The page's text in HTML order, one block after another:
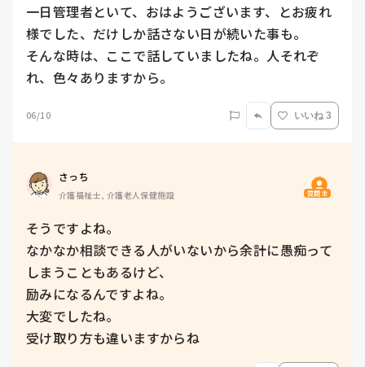
一日管理者といて、おはようございます、とお疲れ
様でした、だけしか話さない日が続いた事も。
そんな時は、ここで話していましたね。人それぞ
れ、色々ありますから。
06/10 いいね 3
さっち
介護福祉士, 介護老人保健施設 質問主
そうですよね。
なかなか相談できる人がいないから余計に愚痴って
しまうこともあるけど、
励みになるんですよね。
大変でしたね。
受け取り方も違いますからね